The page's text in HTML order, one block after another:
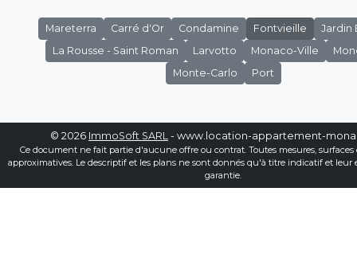
Mareterra Carré d'Or Condamine Fontvieille
Jardin
La Rousse - Saint Roman
Larvotto Monaco-Ville
Monte-Carlo
Port
© 2026 ImmoSoft SARL - www.location-appartement-
Ce document ne fait partie d'aucune offre ou contrat. Toutes mesures, surfaces
approximatives. Le descriptif et les plans ne sont donnés qu'à titre indicatif et leur
garantie.